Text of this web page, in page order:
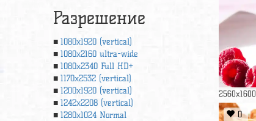
Разрешение
1080x1920 (vertical)
1080x2160 ultra-wide
1080x2340 Full HD+
1170x2532 (vertical)
1200x1920 (vertical)
1242x2208 (vertical)
1280x1024 Normal
2560x1600
0